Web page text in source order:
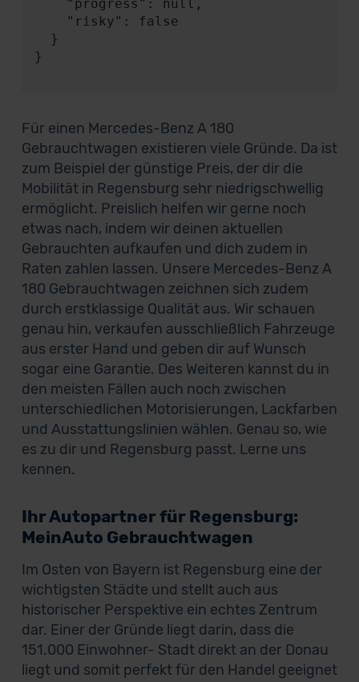
}
Für einen Mercedes-Benz A 180
Gebrauchtwagen existieren viele Gründe. Da ist
zum Beispiel der günstige Preis, der dir die
Mobilität in Regensburg sehr niedrigschwellig
ermöglicht. Preislich helfen wir gerne noch
etwas nach, indem wir deinen aktuellen
Gebrauchten aufkaufen und dich zudem in
Raten zahlen lassen. Unsere Mercedes-Benz A
180 Gebrauchtwagen zeichnen sich zudem
durch erstklassige Qualität aus. Wir schauen
genau hin, verkaufen ausschließlich Fahrzeuge
aus erster Hand und geben dir auf Wunsch
sogar eine Garantie. Des Weiteren kannst du in
den meisten Fällen auch noch zwischen
unterschiedlichen Motorisierungen, Lackfarben
und Ausstattungslinien wählen. Genau so, wie
es zu dir und Regensburg passt. Lerne uns
kennen.
Ihr Autopartner für Regensburg:
MeinAuto Gebrauchtwagen
Im Osten von Bayern ist Regensburg eine der
wichtigsten Städte und stellt auch aus
historischer Perspektive ein echtes Zentrum
dar. Einer der Gründe liegt darin, dass die
151.000 Einwohner- Stadt direkt an der Donau
liegt und somit perfekt für den Handel geeignet